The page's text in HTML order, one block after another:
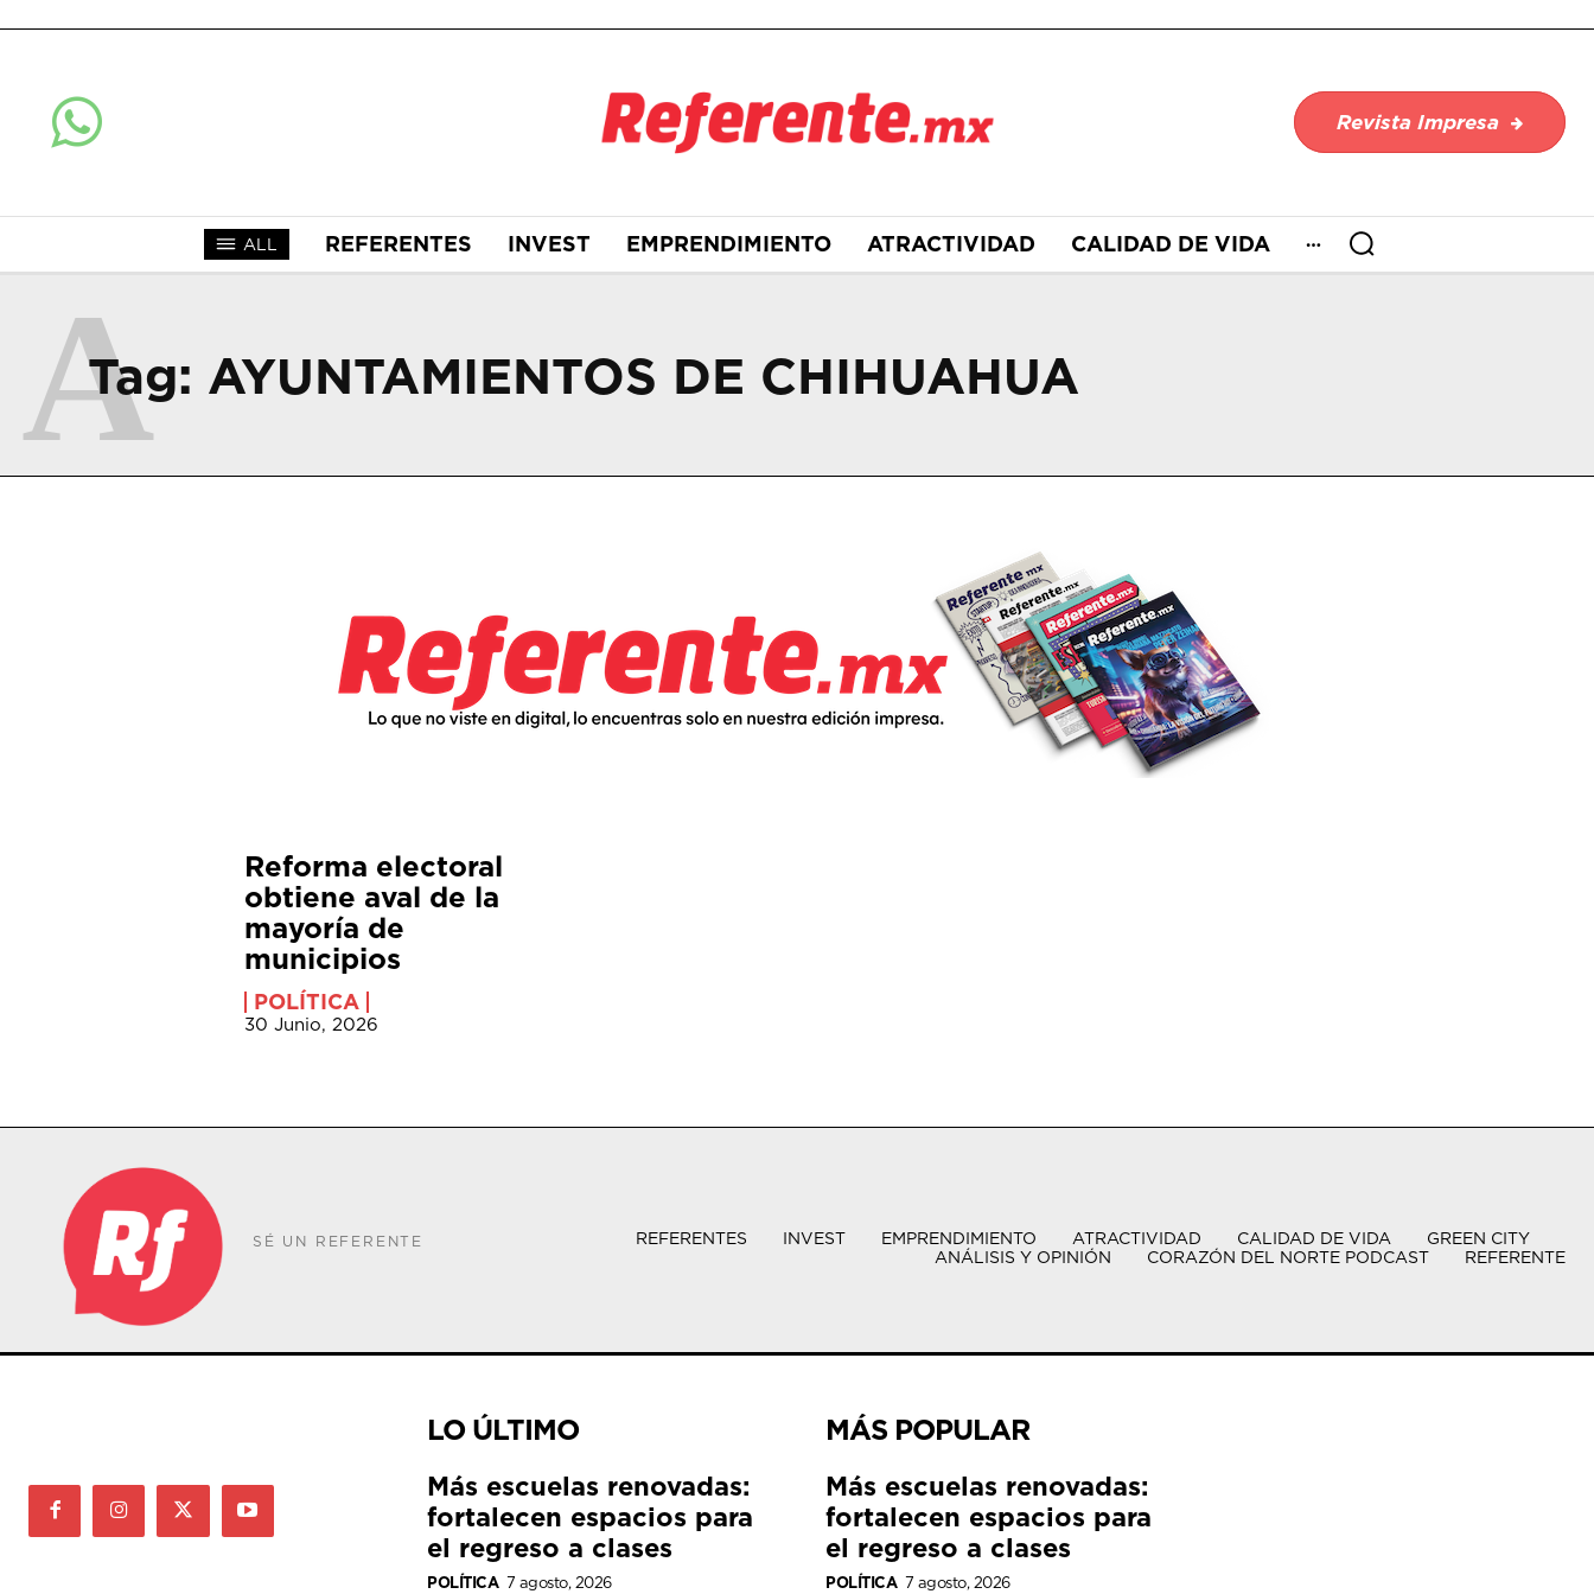
Revista Impresa
ALL REFERENTES INVEST EMPRENDIMIENTO ATRACTIVIDAD CALIDAD DE VIDA
Tag: AYUNTAMIENTOS DE CHIHUAHUA
A
Reforma electoral
obtiene aval de la
mayoría de
municipios
POLÍTICA
30 Junio, 2026
SÉ UN REFERENTE REFERENTES INVEST EMPRENDIMIENTO ATRACTIVIDAD CALIDAD DE VIDA
GREEN CITY
ANÁLISIS Y OPINIÓN
CORAZÓN DEL NORTE PODCAST REFERENTE
LO ÚLTIMO
Más escuelas renovadas:
fortalecen espacios para
el regreso a clases
POLÍTICA 7 agosto, 2026
MÁS POPULAR
Más escuelas renovadas:
fortalecen espacios para
el regreso a clases
POLÍTICA 7 agosto, 2026